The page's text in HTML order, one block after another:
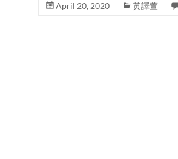
April 20, 2020 黃譯萱